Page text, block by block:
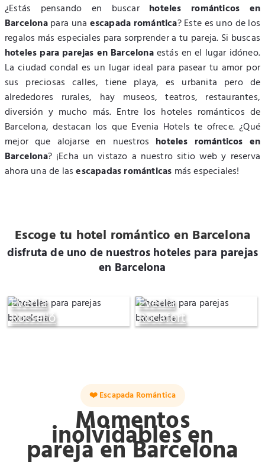
¿Estás pensando en buscarhoteles románticos en
Barcelonapara una escapada romántica? Este es uno de los
regalos más especiales para sorprender a tu pareja. Si buscas
hoteles para parejas en Barcelonaestás en el lugar idóneo.
La ciudad condal es un lugar ideal para pasear tu amor por
sus preciosas calles, tiene playa, es urbanita pero de
alrededores rurales, hay museos, teatros, restaurantes,
diversión y mucho más. Entre los hoteles románticos de
Barcelona, destacan los que Evenia Hotels te ofrece. ¿Qué
mejor que alojarse en nuestros hoteles románticos en
Barcelona? ¡Echa un vistazo a nuestro sitio web y reserva
ahora una de lasescapadas románticas más especiales!
Escoge tu hotel romántico en Barcelona
disfruta de uno de nuestros hoteles para parejas
en Barcelona
Evenia
Rosselló
Evenia
Rocafort
❤️ Escapada Romántica
Momentos
inolvidables en
pareja en Barcelona